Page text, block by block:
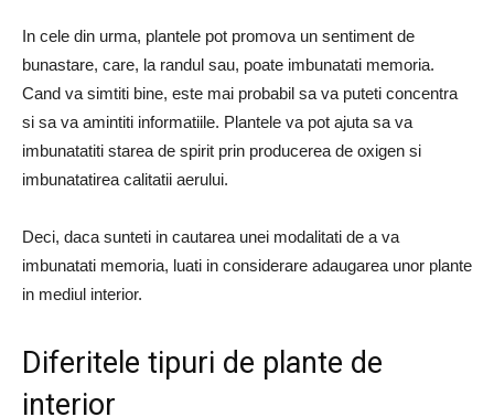
In cele din urma, plantele pot promova un sentiment de
bunastare, care, la randul sau, poate imbunatati memoria.
Cand va simtiti bine, este mai probabil sa va puteti concentra
si sa va amintiti informatiile. Plantele va pot ajuta sa va
imbunatatiti starea de spirit prin producerea de oxigen si
imbunatatirea calitatii aerului.
Deci, daca sunteti in cautarea unei modalitati de a va
imbunatati memoria, luati in considerare adaugarea unor plante
in mediul interior.
Diferitele tipuri de plante de
interior